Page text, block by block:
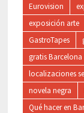
Eurovision
exposición arte
GastroTapes
gratis Barcelona
localizaciones
novela negra
Qué hacer en